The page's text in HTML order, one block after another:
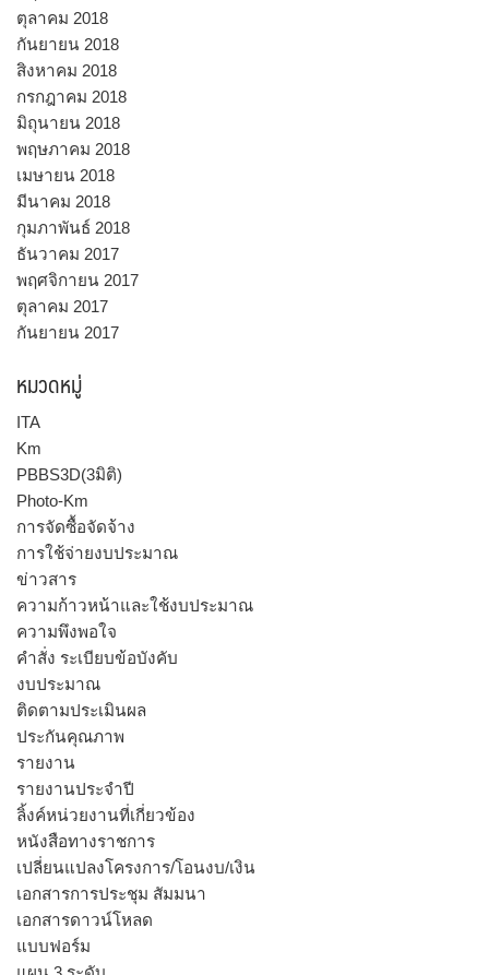
ตุลาคม 2018
กันยายน 2018
สิงหาคม 2018
กรกฎาคม 2018
มิถุนายน 2018
พฤษภาคม 2018
เมษายน 2018
มีนาคม 2018
กุมภาพันธ์ 2018
ธันวาคม 2017
พฤศจิกายน 2017
ตุลาคม 2017
กันยายน 2017
หมวดหมู่
ITA
Km
PBBS3D(3มิติ)
Photo-Km
การจัดซื้อจัดจ้าง
การใช้จ่ายงบประมาณ
ข่าวสาร
ความก้าวหน้าและใช้งบประมาณ
ความพึงพอใจ
คำสั่ง ระเบียบข้อบังคับ
งบประมาณ
ติดตามประเมินผล
ประกันคุณภาพ
รายงาน
รายงานประจำปี
ลิ้งค์หน่วยงานที่เกี่ยวข้อง
หนังสือทางราชการ
เปลี่ยนแปลงโครงการ/โอนงบ/เงิน
เอกสารการประชุม สัมมนา
เอกสารดาวน์โหลด
แบบฟอร์ม